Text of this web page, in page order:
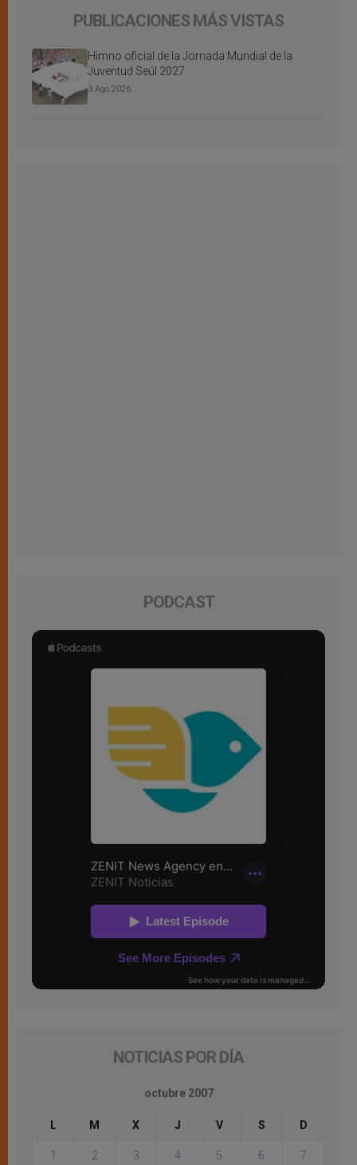
PUBLICACIONES MÁS VISTAS
Himno oficial de la Jornada Mundial de la
Juventud Seúl 2027
3 Ago 2026
PODCAST
NOTICIAS POR DÍA
octubre 2007
L M X J V S D
1 2 3 4 5 6 7